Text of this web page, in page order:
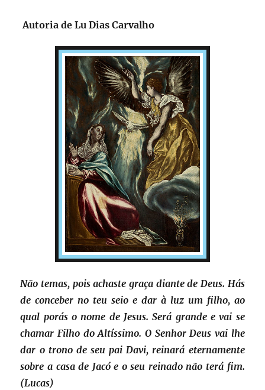
Autoria de Lu Dias Carvalho
Não temas, pois achaste graça diante de Deus. Hás
de conceber no teu seio e dar à luz um filho, ao
qual porás o nome de Jesus. Será grande e vai se
chamar Filho do Altíssimo. O Senhor Deus vai lhe
dar o trono de seu pai Davi, reinará eternamente
sobre a casa de Jacó e o seu reinado não terá fim.
(Lucas)